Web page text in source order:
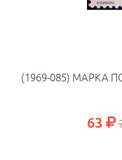
(1969-085) МАРКА
63